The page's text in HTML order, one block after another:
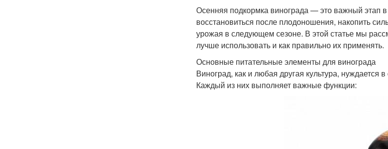
Осенняя подкормка винограда — это важный этап
восстановиться после плодоношения, накопить
урожая в следующем сезоне. В этой статье мы
лучше использовать и как правильно их применять.
Основные питательные элементы для винограда
Виноград, как и любая другая культура,
Каждый из них выполняет важные функции: